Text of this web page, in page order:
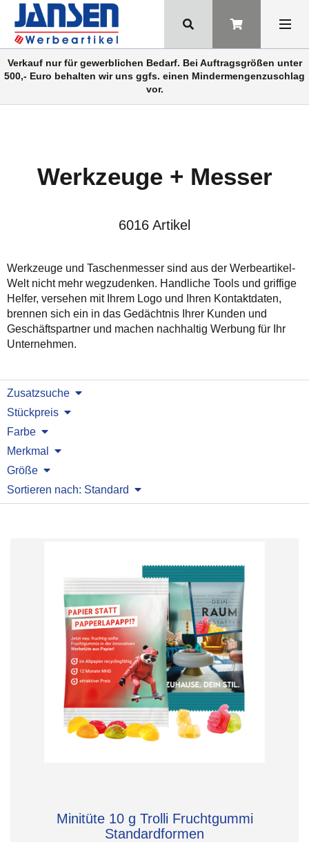
Verkauf nur für gewerblichen Bedarf. Bei Auftragsgrößen unter
500,- Euro behalten wir uns ggfs. einen Mindermengenzuschlag
vor.
Werkzeuge + Messer
6016 Artikel
Werkzeuge und Taschenmesser sind aus der Werbeartikel-
Welt nicht mehr wegzudenken. Handliche Tools und griffige
Helfer, versehen mit Ihrem Logo und Ihren Kontaktdaten,
brennen sich ein in das Gedächtnis Ihrer Kunden und
Geschäftspartner und machen nachhaltig Werbung für Ihr
Unternehmen.
Zusatzsuche
Stückpreis
Farbe
Merkmal
Größe
Sortieren nach: Standard
Minitüte 10 g Trolli Fruchtgummi
Standardformen